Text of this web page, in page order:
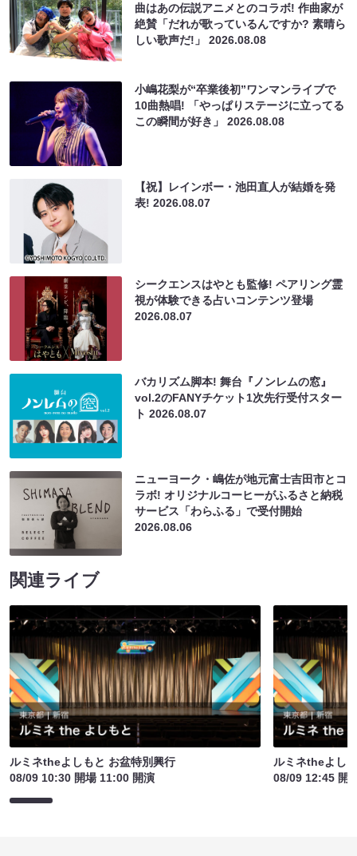
曲はあの伝説アニメとのコラボ! 作曲家が
絶賛「だれが歌っているんですか? 素晴ら
しい歌声だ!」2026.08.08
小嶋花梨が“卒業後初”ワンマンライブで
10曲熱唱! 「やっぱりステージに立ってる
この瞬間が好き」2026.08.08
【祝】レインボー・池田直人が結婚を発
表!2026.08.07
シークエンスはやとも監修! ペアリング霊
視が体験できる占いコンテンツ登場
2026.08.07
バカリズム脚本! 舞台『ノンレムの窓』
vol.2のFANYチケット1次先行受付スター
ト2026.08.07
ニューヨーク・嶋佐が地元富士吉田市とコ
ラボ! オリジナルコーヒーがふるさと納税
サービス「わらふる」で受付開始
2026.08.06
関連ライブ
ルミネtheよしもと お盆特別興行
08/09 10:30 開場 11:00 開演
ルミネtheよし
08/09 12:45 開